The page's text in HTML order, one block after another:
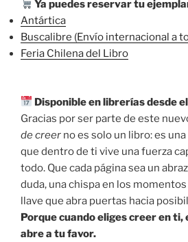
Ya puedes reservar tu
Antártica
Buscalibre (Envío internacional a
Feria Chilena del Libro
Disponible en librerías desde
Gracias por ser parte de este
de creer no es solo un libro: es
que dentro de ti vive una fuerza
todo. Que cada página sea un
duda, una chispa en los
llave que abra puertas hacia
Porque cuando eliges creer en ti,
abre a tu favor.